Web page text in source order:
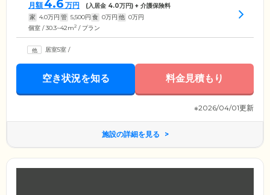
月額 4.6 万円 (入居金 4.0万円) + 介護保険料
家 4.0万円 管 5,500円 食 0万円 他 0万円
個室 / 30.3~42m2 / プラン
居室5室 /
空き状況を知る 料金見積もり
※2026/04/01更新
施設の詳細を見る